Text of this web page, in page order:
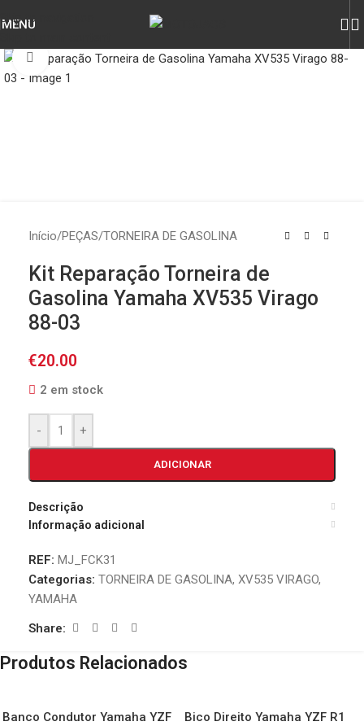
Skip to navigation
MENU
Click to enlarge
Início/PEÇAS/TORNEIRA DE GASOLINA
Kit Reparação Torneira de
Gasolina Yamaha XV535 Virago
88-03
€20.00
2 em stock
- +
ADICIONAR
Descrição
Informação adicional
REF: MJ_FCK31
Categorias: TORNEIRA DE GASOLINA, XV535 VIRAGO,
YAMAHA
Share:
Produtos Relacionados
Banco Condutor Yamaha YZF
Bico Direito Yamaha YZF R1